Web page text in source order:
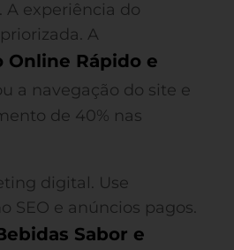
A experiência do
A
Online Rápido e
a navegação do site e
de 40% nas
digital. Use
SEO e anúncios pagos.
Sabor e